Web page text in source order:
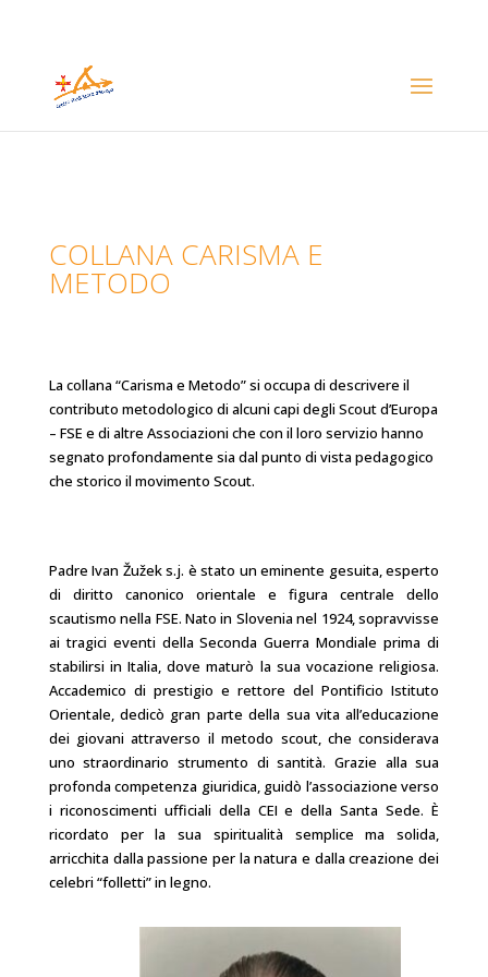
COLLANA CARISMA E
METODO
La collana “Carisma e Metodo” si occupa di descrivere il
contributo metodologico di alcuni capi degli Scout d’Europa
– FSE e di altre Associazioni che con il loro servizio hanno
segnato profondamente sia dal punto di vista pedagogico
che storico il movimento Scout.
Padre Ivan Žužek s.j. è stato un eminente gesuita, esperto
di diritto canonico orientale e figura centrale dello
scautismo nella FSE. Nato in Slovenia nel 1924, sopravvisse
ai tragici eventi della Seconda Guerra Mondiale prima di
stabilirsi in Italia, dove maturò la sua vocazione religiosa.
Accademico di prestigio e rettore del Pontificio Istituto
Orientale, dedicò gran parte della sua vita all’educazione
dei giovani attraverso il metodo scout, che considerava
uno straordinario strumento di santità. Grazie alla sua
profonda competenza giuridica, guidò l’associazione verso
i riconoscimenti ufficiali della CEI e della Santa Sede. È
ricordato per la sua spiritualità semplice ma solida,
arricchita dalla passione per la natura e dalla creazione dei
celebri “folletti” in legno.